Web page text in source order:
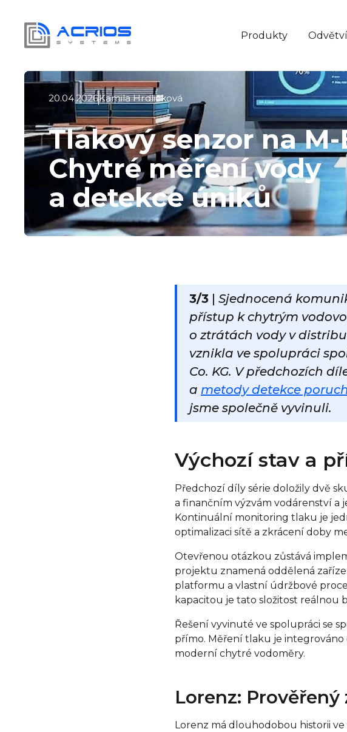
Produkty Odvětví
20.04.2026Kamila Hrdličková
Tlakový senzor na M-
Chytré měření vody
a detekce úniků
3/3 | Sjednocená
přístup k chytrým
o ztrátách vody v
vznikla ve spolupráci
Co. KG. V předchozích
a metody detekce
jsme společně vyvinuli.
Výchozí stav a
Předchozí díly série doložily dvě
a finančním výzvám vodárenství a
Kontinuální monitoring tlaku je
optimalizaci sítě a zkrácení doby
Otevřenou otázkou zůstává
projektu znamená oddělená
platformu a vlastní údržbové
kapacitou je tato složitost reálnou
Řešení vyvinuté ve spolupráci se
přímo. Měření tlaku je
moderní chytré vodoměry.
Lorenz:
Lorenz má dlouhodobou historii